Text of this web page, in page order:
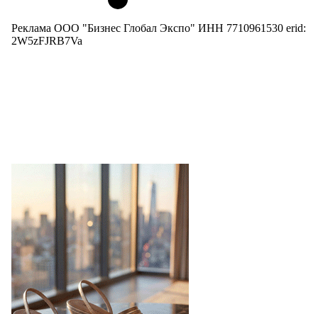
Реклама ООО "Бизнес Глобал Экспо" ИНН 7710961530 erid:
2W5zFJRB7Va